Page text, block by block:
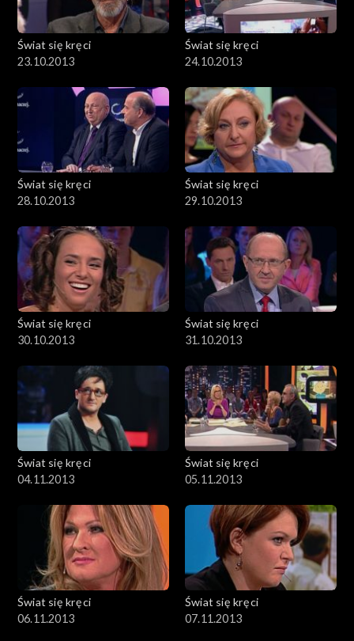
Świat się kręci
23.10.2013
Świat się kręci
24.10.2013
Świat się kręci
28.10.2013
Świat się kręci
29.10.2013
Świat się kręci
30.10.2013
Świat się kręci
31.10.2013
Świat się kręci
04.11.2013
Świat się kręci
05.11.2013
Świat się kręci
06.11.2013
Świat się kręci
07.11.2013